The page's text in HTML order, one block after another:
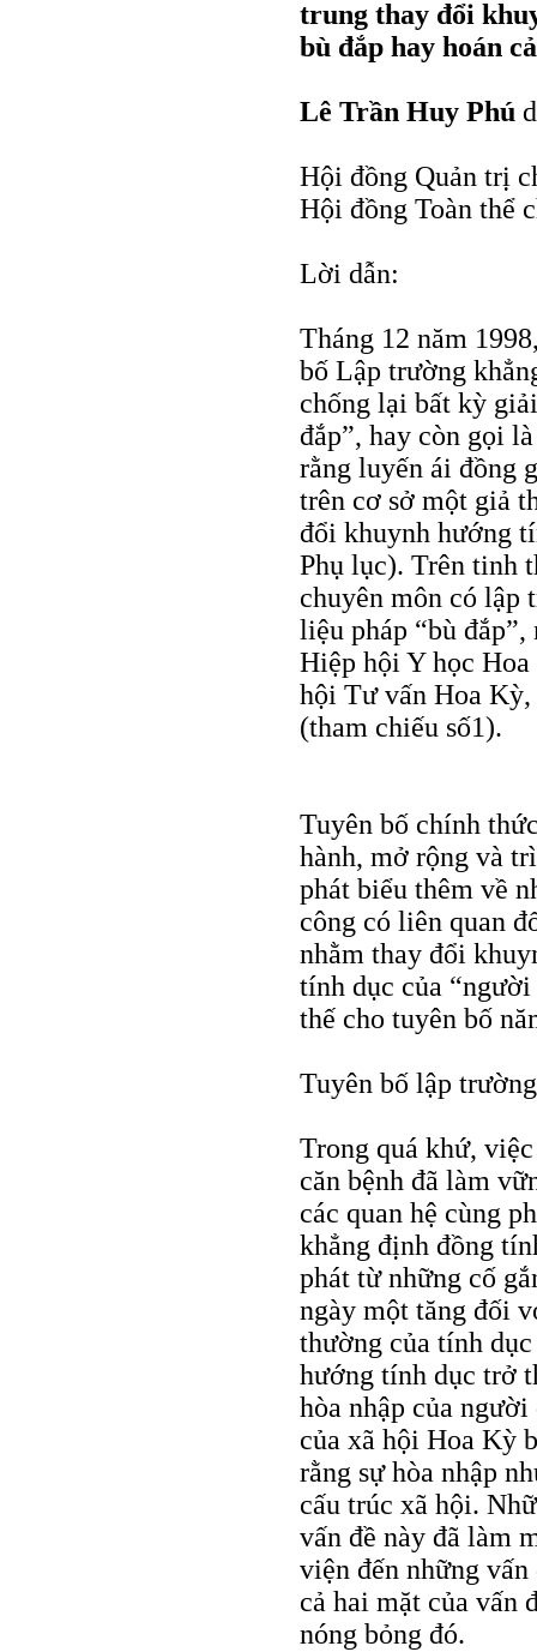
trung thay đổi
bù đắp hay hoán
Lê Trần Huy Phú
Hội đồng Quản trị
Hội đồng Toàn thể
Lời dẫn:
Tháng 12 năm
bố Lập trường
chống lại bất kỳ
đắp”, hay còn gọi
rằng luyến ái đồng
trên cơ sở một giả
đổi khuynh hướng
Phụ lục). Trên tinh
chuyên môn có lập
liệu pháp “bù
Hiệp hội Y học
hội Tư vấn Hoa
(tham chiếu số1).
Tuyên bố chính
hành, mở rộng và
phát biểu thêm về
công có liên quan
nhằm thay đổi
tính dục của
thế cho tuyên bố
Tuyên bố lập
Trong quá khứ,
căn bệnh đã làm
các quan hệ cùng
khẳng định đồng
phát từ những cố
ngày một tăng đối
thường của tính
hướng tính dục trở
hòa nhập của
của xã hội Hoa Kỳ
rằng sự hòa nhập
cấu trúc xã hội.
vấn đề này đã làm
viện đến những
cả hai mặt của vấn
nóng bỏng đó.